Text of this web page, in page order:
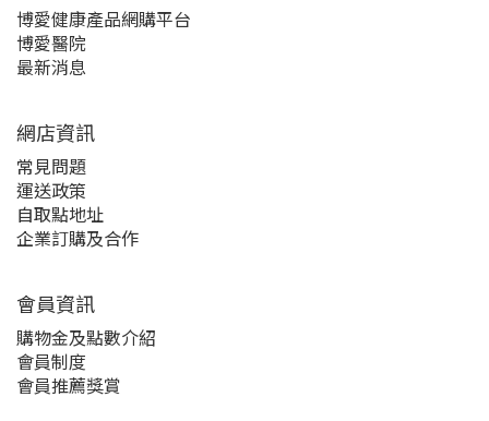
博愛健康產品網購平台
博愛醫院
最新消息
網店資訊
常見問題
運送政策
自取點地址
企業訂購及合作
會員資訊
購物金及點數介紹
會員制度
會員推薦獎賞